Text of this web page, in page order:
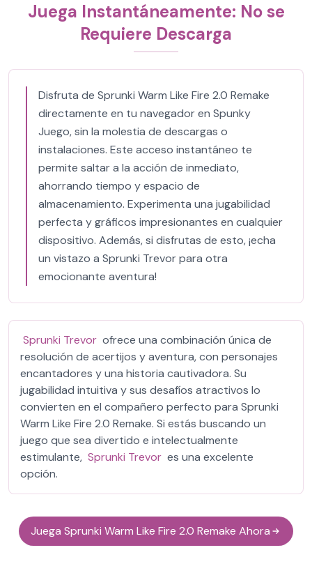
Juega Instantáneamente: No se
Requiere Descarga
Disfruta de Sprunki Warm Like Fire 2.0 Remake
directamente en tu navegador en Spunky
Juego, sin la molestia de descargas o
instalaciones. Este acceso instantáneo te
permite saltar a la acción de inmediato,
ahorrando tiempo y espacio de
almacenamiento. Experimenta una jugabilidad
perfecta y gráficos impresionantes en cualquier
dispositivo. Además, si disfrutas de esto, ¡echa
un vistazo a Sprunki Trevor para otra
emocionante aventura!
Sprunki Trevor ofrece una combinación única de
resolución de acertijos y aventura, con personajes
encantadores y una historia cautivadora. Su
jugabilidad intuitiva y sus desafíos atractivos lo
convierten en el compañero perfecto para Sprunki
Warm Like Fire 2.0 Remake. Si estás buscando un
juego que sea divertido e intelectualmente
estimulante, Sprunki Trevor es una excelente
opción.
Juega Sprunki Warm Like Fire 2.0 Remake Ahora